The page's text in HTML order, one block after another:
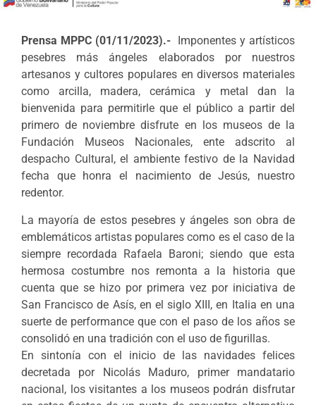
Prensa MPPC (01/11/2023).-
Imponentes y artísticos
pesebres más ángeles elaborados por nuestros
artesanos y cultores populares en diversos materiales
como arcilla, madera, cerámica y metal dan la
bienvenida para permitirle que el público a partir del
primero de noviembre disfrute en los museos de la
Fundación Museos Nacionales, ente adscrito al
despacho Cultural, el ambiente festivo de la Navidad
fecha que honra el nacimiento de Jesús, nuestro
redentor.
La mayoría de estos pesebres y ángeles son obra de
emblemáticos artistas populares como es el caso de la
siempre recordada Rafaela Baroni; siendo que esta
hermosa costumbre nos remonta a la historia que
cuenta que se hizo por primera vez por iniciativa de
San Francisco de Asís, en el siglo XIII, en Italia en una
suerte de performance que con el paso de los años se
consolidó en una tradición con el uso de figurillas.
En sintonía con el inicio de las navidades felices
decretada por Nicolás Maduro, primer mandatario
nacional, los visitantes a los museos podrán disfrutar